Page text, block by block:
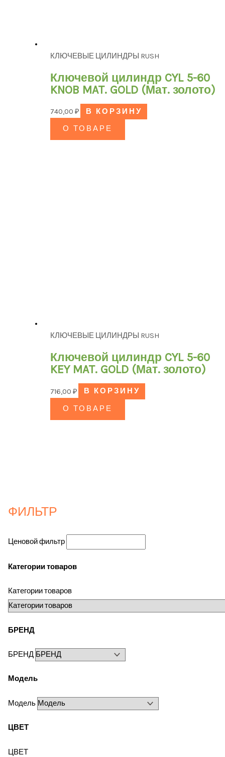
ФИЛЬТР
Ценовой фильтр
Категории товаров
Категории товаров
БРЕНД
БРЕНД
Модель
Модель
ЦВЕТ
ЦВЕТ
КЛЮЧЕВЫЕ ЦИЛИНДРЫ RUSH
Ключевой цилиндр CYL 5-60
KNOB MAT. GOLD (Мат. золото)
740,00 ₽
В КОРЗИНУ
О ТОВАРЕ
КЛЮЧЕВЫЕ ЦИЛИНДРЫ RUSH
Ключевой цилиндр CYL 5-60
KEY MAT. GOLD (Мат. золото)
716,00 ₽
В КОРЗИНУ
О ТОВАРЕ